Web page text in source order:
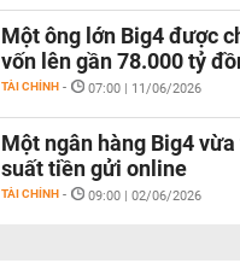
Một ông lớn Big4 được
vốn lên gần 78.000 tỷ
TÀI CHÍNH - 07:00 | 11/06/2026
Một ngân hàng Big4
suất tiền gửi online
TÀI CHÍNH - 09:00 | 02/06/2026